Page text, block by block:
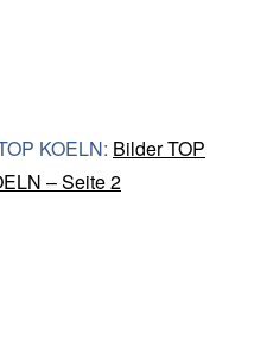
KOELN: Bilder TOP
– Seite 2